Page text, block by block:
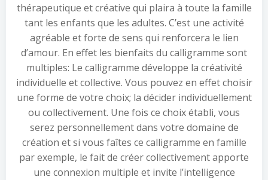
thérapeutique et créative qui plaira à toute la famille
tant les enfants que les adultes. C’est une activité
agréable et forte de sens qui renforcera le lien
d’amour. En effet les bienfaits du calligramme sont
multiples: Le calligramme développe la créativité
individuelle et collective. Vous pouvez en effet choisir
une forme de votre choix; la décider individuellement
ou collectivement. Une fois ce choix établi, vous
serez personnellement dans votre domaine de
création et si vous faîtes ce calligramme en famille
par exemple, le fait de créer collectivement apporte
une connexion multiple et invite l’intelligence